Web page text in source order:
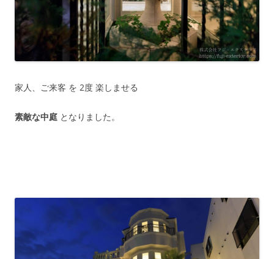
家人、ご来客 を 2度 楽しませる
素敵な中庭 となりました。